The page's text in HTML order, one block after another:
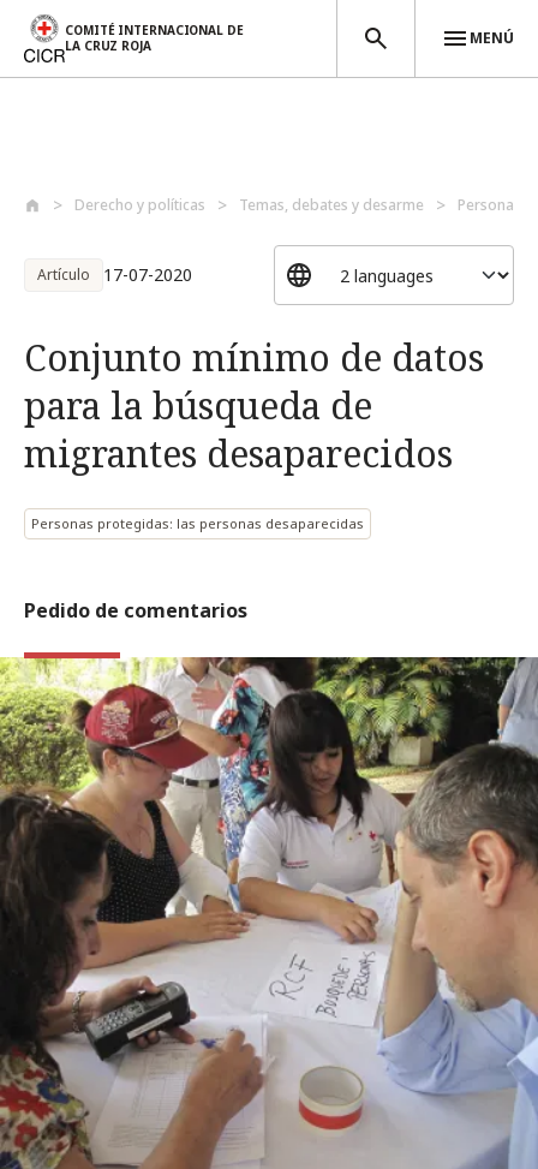
COMITÉ INTERNACIONAL DE
LA CRUZ ROJA
MENÚ
Derecho y políticas Temas, debates y desarme Personas
Artículo 17-07-2020
Conjunto mínimo de datos
para la búsqueda de
migrantes desaparecidos
Personas protegidas: las personas desaparecidas
Pedido de comentarios